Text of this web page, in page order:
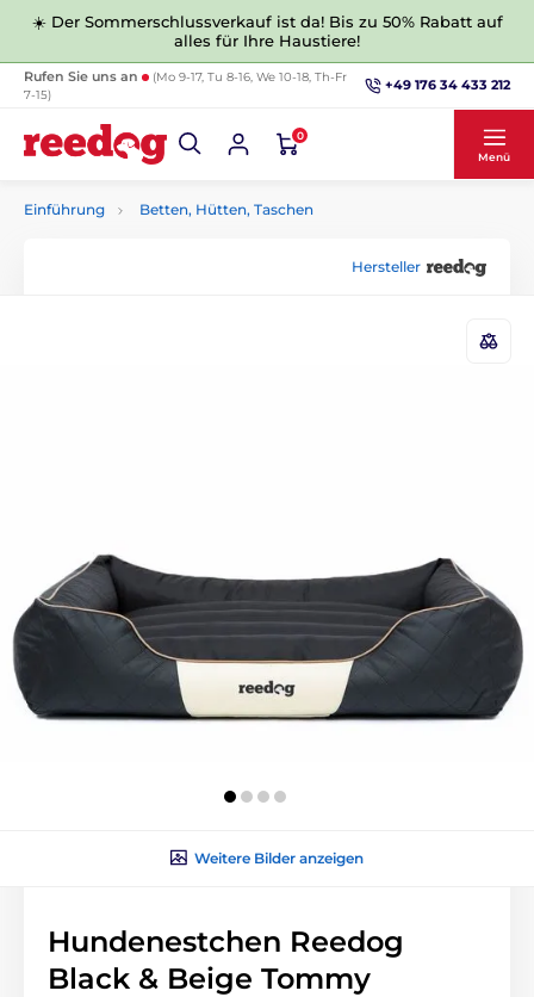
☀️ Der Sommerschlussverkauf ist da! Bis zu 50% Rabatt auf
alles für Ihre Haustiere!
Rufen Sie uns an
(Mo 9-17, Tu 8-16, We 10-18, Th-Fr
7-15)
+49 176 34 433 212
0
Menü
Einführung Betten, Hütten, Taschen
Hersteller
Weitere Bilder anzeigen
Hundenestchen Reedog
Black & Beige Tommy